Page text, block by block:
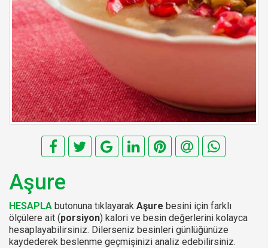
Aşure
HESAPLA butonuna tıklayarak Aşure besini için farklı
ölçülere ait (porsiyon) kalori ve besin değerlerini kolayca
hesaplayabilirsiniz. Dilerseniz besinleri günlüğünüze
kaydederek beslenme geçmişinizi analiz edebilirsiniz.